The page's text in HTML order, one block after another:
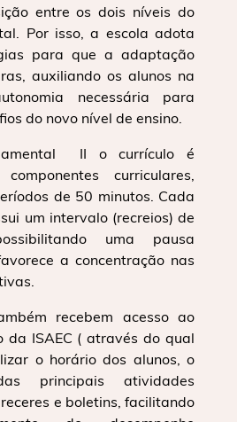
entre os dois níveis do
Por isso, a escola adota
para que a adaptação
auxiliando os alunos na
necessária para
do novo nível de ensino.
II o currículo é
curriculares,
de 50 minutos. Cada
um intervalo (recreios) de
uma pausa
a concentração nas
recebem acesso ao
da ISAEC ( através do qual
o horário dos alunos, o
principais atividades
e boletins, facilitando